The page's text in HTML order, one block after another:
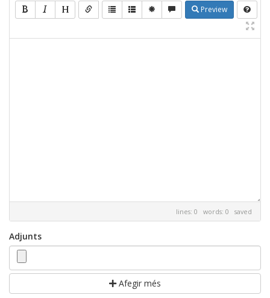
Preview
lines: 0 words: 0 saved
Adjunts
Afegir més